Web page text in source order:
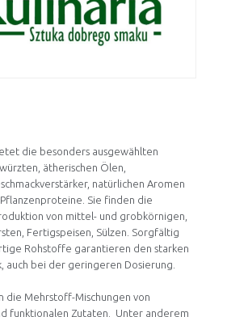
die besonders ausgewählten
ätherischen Ölen,
natürlichen Aromen
Sie finden die
von mittel- und grobkörnigen,
Fertigspeisen, Sülzen. Sorgfältig
Rohstoffe garantieren den starken
auch bei der geringeren Dosierung.
die Mehrstoff-Mischungen von
funktionalen Zutaten. Unter anderem